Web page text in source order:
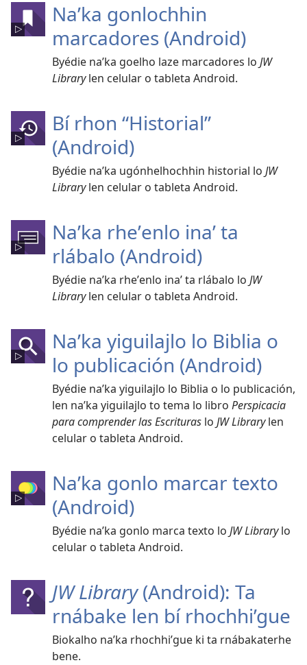
Naʼka gonlochhin
marcadores (Android)
Byédie naʼka goelho laze marcadores lo JW
Librarylen celular o tableta Android.
Bí rhon “Historial”
(Android)
Byédie naʼka ugónhelhochhin historial lo JW
Librarylen celular o tableta Android.
Naʼka rheʼenlo inaʼ ta
rlábalo (Android)
Byédie naʼka rheʼenlo inaʼ ta rlábalo lo JW
Librarylen celular o tableta Android.
Naʼka yiguilajlo lo Biblia o
lo publicación (Android)
Byédie naʼka yiguilajlo lo Biblia o lo publicación,
len naʼka yiguilajlo to tema lo libro Perspicacia
para comprender las Escrituras lo JW Librarylen
celular o tableta Android.
Naʼka gonlo marcar texto
(Android)
Byédie naʼka gonlo marca texto lo JW Librarylo
celular o tableta Android.
JW Library(Android): Ta
rnábake len bí rhochhi’gue
Biokalho na’ka rhochhi’gue ki ta rnábakaterhe
bene.